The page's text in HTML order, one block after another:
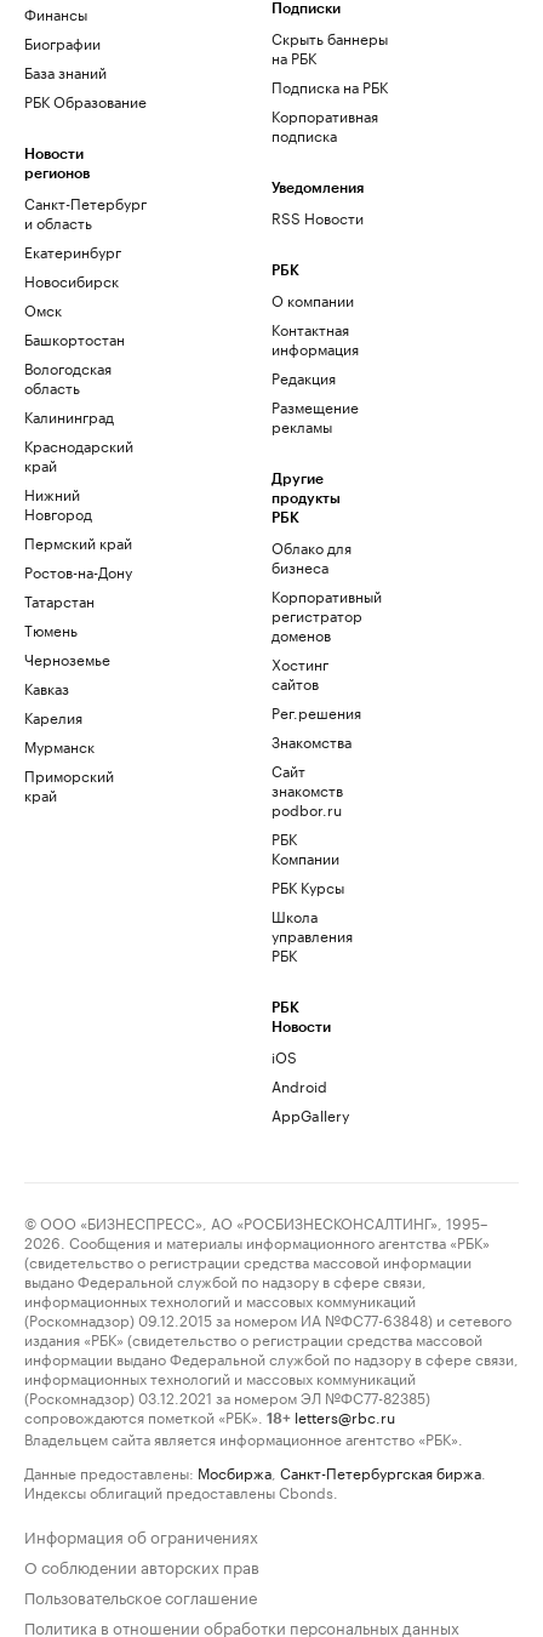
Финансы
Биографии
База знаний
РБК Образование
Новости
регионов
Санкт-Петербург
и область
Екатеринбург
Новосибирск
Омск
Башкортостан
Вологодская
область
Калининград
Краснодарский
край
Нижний
Новгород
Пермский край
Ростов-на-Дону
Татарстан
Тюмень
Черноземье
Кавказ
Карелия
Мурманск
Приморский
край
Подписки
Скрыть баннеры
на РБК
Подписка на РБК
Корпоративная
подписка
Уведомления
RSS Новости
РБК
О компании
Контактная
информация
Редакция
Размещение
рекламы
Другие
продукты
РБК
Облако для
бизнеса
Корпоративный
регистратор
доменов
Хостинг
сайтов
Рег.решения
Знакомства
Сайт
знакомств
podbor.ru
РБК
Компании
РБК Курсы
Школа
управления
РБК
РБК
Новости
iOS
Android
AppGallery
© ООО «БИЗНЕСПРЕСС», АО «РОСБИЗНЕСКОНСАЛТИНГ», 1995–
2026. Сообщения и материалы информационного агентства «РБК»
(свидетельство о регистрации средства массовой информации
выдано Федеральной службой по надзору в сфере связи,
информационных технологий и массовых коммуникаций
(Роскомнадзор) 09.12.2015 за номером ИА №ФС77-63848) и сетевого
издания «РБК» (свидетельство о регистрации средства массовой
информации выдано Федеральной службой по надзору в сфере связи,
информационных технологий и массовых коммуникаций
(Роскомнадзор) 03.12.2021 за номером ЭЛ №ФС77-82385)
сопровождаются пометкой «РБК».
18+ letters@rbc.ru
Владельцем сайта является информационное агентство «РБК».
Данные предоставлены: Мосбиржа Санкт-Петербургская биржа
Индексы облигаций предоставлены Cbonds.
Информация об ограничениях
О соблюдении авторских прав
Пользовательское соглашение
Политика в отношении обработки персональных данных